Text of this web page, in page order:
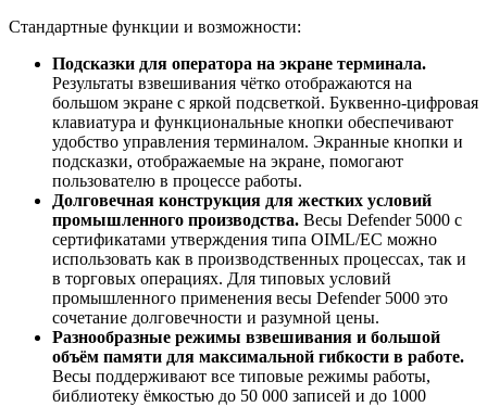
Стандартные функции и возможности:
Подсказки для оператора на экране терминала.
Результаты взвешивания чётко отображаются на
большом экране с яркой подсветкой. Буквенно-цифровая
клавиатура и функциональные кнопки обеспечивают
удобство управления терминалом. Экранные кнопки и
подсказки, отображаемые на экране, помогают
пользователю в процессе работы.
Долговечная конструкция для жестких условий
промышленного производства. Весы Defender 5000 с
сертификатами утверждения типа OIML/EC можно
использовать как в производственных процессах, так и
в торговых операциях. Для типовых условий
промышленного применения весы Defender 5000 это
сочетание долговечности и разумной цены.
Разнообразные режимы взвешивания и большой
объём памяти для максимальной гибкости в работе.
Весы поддерживают все типовые режимы работы,
библиотеку ёмкостью до 50 000 записей и до 1000